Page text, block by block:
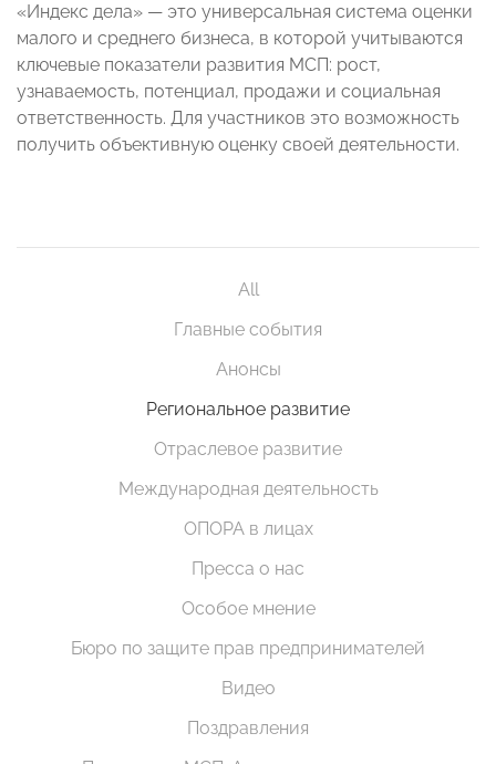
«Индекс дела» — это универсальная система оценки
малого и среднего бизнеса, в которой учитываются
ключевые показатели развития МСП: рост,
узнаваемость, потенциал, продажи и социальная
ответственность. Для участников это возможность
получить объективную оценку своей деятельности.
All
Главные события
Анонсы
Региональное развитие
Отраслевое развитие
Международная деятельность
ОПОРА в лицах
Пресса о нас
Особое мнение
Бюро по защите прав предпринимателей
Видео
Поздравления